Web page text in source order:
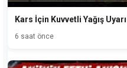
Kars İçin Kuvvetli Yağış
6 saat önce